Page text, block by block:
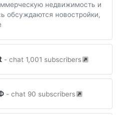
недвижимость и
обсуждаются новостройки,
- chat 1,001 subscribers
- chat 90 subscribers